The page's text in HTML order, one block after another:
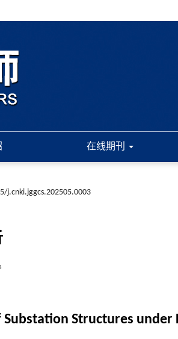
在线期刊
j.cnki.jggcs.202505.0003
Structures under